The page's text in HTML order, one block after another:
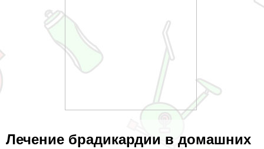
Лечение брадикардии в домашних